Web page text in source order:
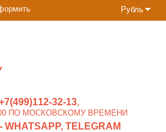
Рубль
32-13
ПО МОСКОВСКОМУ ВРЕМЕНИ
WHATSAPP, TELEGRAM